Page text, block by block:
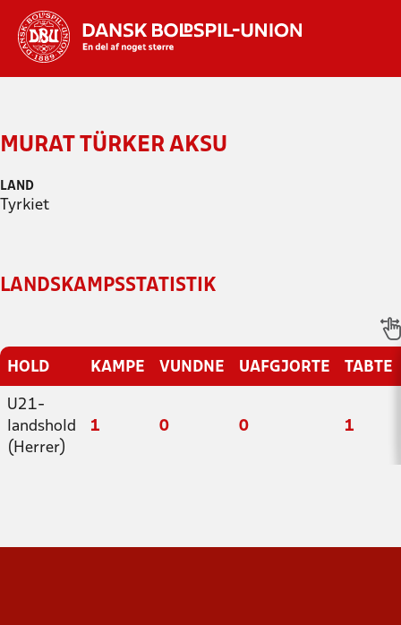
MURAT TÜRKER AKSU
LAND
Tyrkiet
LANDSKAMPSSTATISTIK
HOLD KAMPE VUNDNE UAFGJORTE TABTE
U21-
landshold
(Herrer)
1 0 0 1